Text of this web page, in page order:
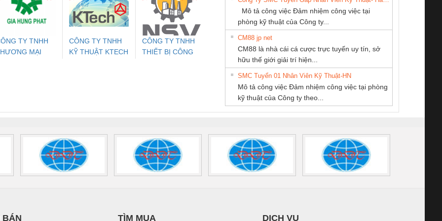
24DC-SP -
24UC/ESL4/3X1/1X2/B
- 2981059
Điện AC
Mô-đun Ắc Quy UPS
PROFIBUS/12MB -
2708863
SCP-
24DC/FSP/2X1/1X2
Rơ Le An Toàn
Bộ giám sát chuỗi
tấm pin
TRANSCLINIC 16I+
1K5 H (2502520000)
1K5 L (2433950000)
(2008130000)
Bộ chỉnh lưu nguồn
điện TRANSCLINIC
BKE 1K5.4
(7791400879)2. Giá
Nẹp nhôm chống
trơn Đà Nẵng
THƯỢNG ĐÌNH
TY TNHH
MẠI
CÔNG TY TNHH
KỸ THUẬT KTECH
CÔNG TY TNHH
THIẾT BỊ CÔNG
PHƯƠNG NAM
NAM
Công Ty TNHH
Thiết Bị Điện Nam
Quốc Thịnh
MEKONG MARINE
SUPPLY
ĐỘNG TIẾN
Mô tả công việc Đảm nhiệm công việc tại
phòng kỹ thuật của Công ty...
CM88 jp net
CM88 là nhà cái cá cược trực tuyến uy tín, sở
hữu thế giới giải trí hiện...
SMC Tuyển 01 Nhân Viên Kỹ Thuật-HN
Mô tả công việc Đảm nhiệm công việc tại phòng
kỹ thuật của Công ty theo...
BÁN TÌM MUA DỊCH VỤ